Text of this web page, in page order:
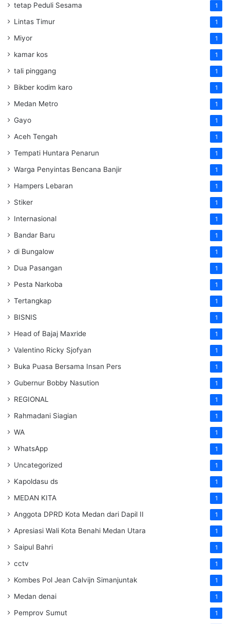
tetap Peduli Sesama 1
Lintas Timur 1
Miyor 1
kamar kos 1
tali pinggang 1
Bikber kodim karo 1
Medan Metro 1
Gayo 1
Aceh Tengah 1
Tempati Huntara Penarun 1
Warga Penyintas Bencana Banjir 1
Hampers Lebaran 1
Stiker 1
Internasional 1
Bandar Baru 1
di Bungalow 1
Dua Pasangan 1
Pesta Narkoba 1
Tertangkap 1
BISNIS 1
Head of Bajaj Maxride 1
Valentino Ricky Sjofyan 1
Buka Puasa Bersama Insan Pers 1
Gubernur Bobby Nasution 1
REGIONAL 1
Rahmadani Siagian 1
WA 1
WhatsApp 1
Uncategorized 1
Kapoldasu ds 1
MEDAN KITA 1
Anggota DPRD Kota Medan dari Dapil II 1
Apresiasi Wali Kota Benahi Medan Utara 1
Saipul Bahri 1
cctv 1
Kombes Pol Jean Calvijn Simanjuntak 1
Medan denai 1
Pemprov Sumut 1